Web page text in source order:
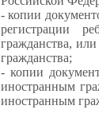
- копии
регистрации
гражданства,
гражданства;
- копии
иностранным
иностранным